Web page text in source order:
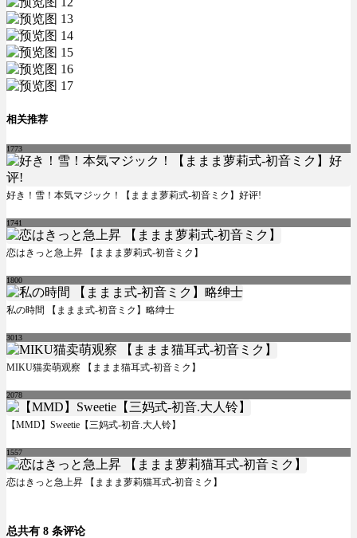
相关推荐
1773
好き！雪！本気マジック！【ままま萝莉式-初音ミク】好评!
1741
恋はきっと急上昇 【ままま萝莉式-初音ミク】
1800
私の時間 【ままま式-初音ミク】略绅士
3013
MIKU猫卖萌观察 【ままま猫耳式-初音ミク】
2078
【MMD】Sweetie【三妈式-初音.大人铃】
1557
恋はきっと急上昇 【ままま萝莉猫耳式-初音ミク】
总共有 8 条评论